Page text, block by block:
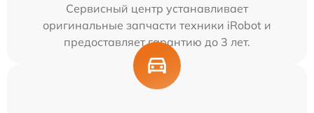
Сервисный центр устанавливает
оригинальные запчасти техники iRobot и
предоставляет гарантию до 3 лет.